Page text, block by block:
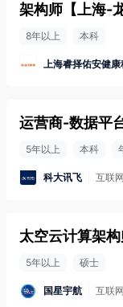
架构师 【 上海-
8年以上 本科
上海睿择佑安健
运营商-数据平
5年以上 本科
科大讯飞 互联
太空云计算架
5年以上 硕士
国星宇航 互联网